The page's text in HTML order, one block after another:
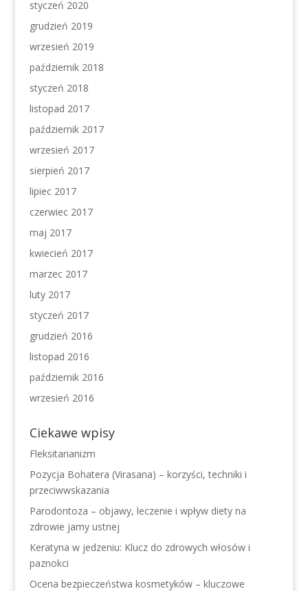
styczeń 2020
grudzień 2019
wrzesień 2019
październik 2018
styczeń 2018
listopad 2017
październik 2017
wrzesień 2017
sierpień 2017
lipiec 2017
czerwiec 2017
maj 2017
kwiecień 2017
marzec 2017
luty 2017
styczeń 2017
grudzień 2016
listopad 2016
październik 2016
wrzesień 2016
Ciekawe wpisy
Fleksitarianizm
Pozycja Bohatera (Virasana) – korzyści, techniki i
przeciwwskazania
Parodontoza – objawy, leczenie i wpływ diety na
zdrowie jamy ustnej
Keratyna w jedzeniu: Klucz do zdrowych włosów i
paznokci
Ocena bezpieczeństwa kosmetyków – kluczowe